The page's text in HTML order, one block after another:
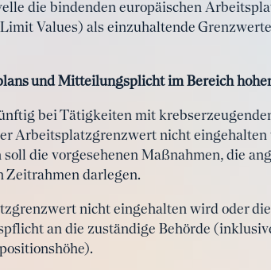
die bindenden europäischen
Values) als einzuhaltende
und Mitteilungsplicht im Bereich
bei Tätigkeiten mit
Arbeitsplatzgrenzwert nicht
die vorgesehenen Maßnahmen, die
Zeitrahmen darlegen.
nicht eingehalten wird oder
an die zuständige Behörde